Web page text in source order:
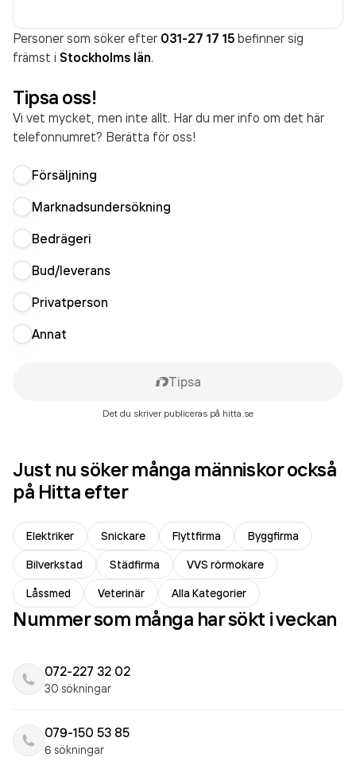
Personer som söker efter 031-27 17 15 befinner sig
främst i Stockholms län.
Tipsa oss!
Vi vet mycket, men inte allt. Har du mer info om det här
telefonnumret? Berätta för oss!
Försäljning
Marknadsundersökning
Bedrägeri
Bud/leverans
Privatperson
Annat
Tipsa
Det du skriver publiceras på hitta.se
Just nu söker många människor också
på Hitta efter
Elektriker Snickare Flyttfirma
Byggfirma
Bilverkstad
Städfirma
VVS rörmokare
Låssmed
Veterinär Alla Kategorier
Nummer som många har sökt i veckan
072-227 32 02
30 sökningar
079-150 53 85
6 sökningar